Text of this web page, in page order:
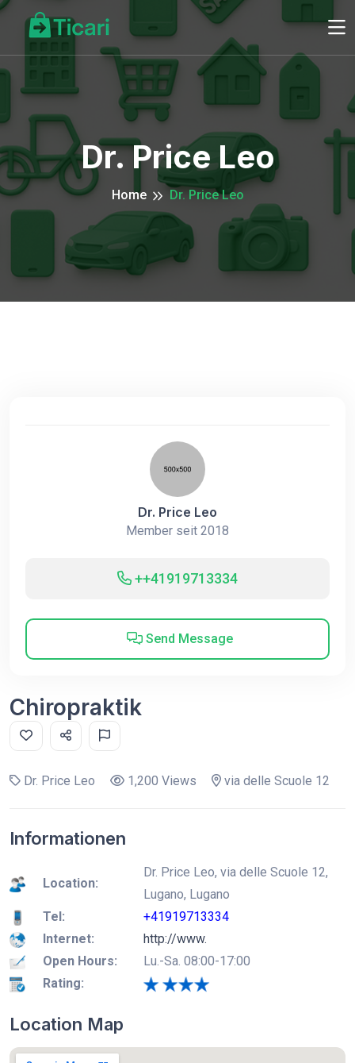
Dr. Price Leo
Home Dr. Price Leo
Dr. Price Leo
Member seit 2018
++41919713334
Send Message
Chiropraktik
Dr. Price Leo 1,200 Views via delle Scuole 12
Informationen
Location:
Dr. Price Leo, via delle Scuole 12,
Lugano, Lugano
Tel:
+41919713334
Internet:
http://www.
Open Hours:
Lu.-Sa. 08:00-17:00
Rating:
Location Map